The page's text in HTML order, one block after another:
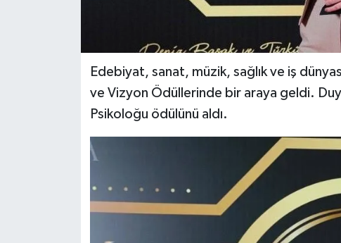
Edebiyat, sanat, müzik, sağlık ve iş
ve Vizyon Ödüllerinde bir araya geldi.
Psikoloğu ödülünü aldı.